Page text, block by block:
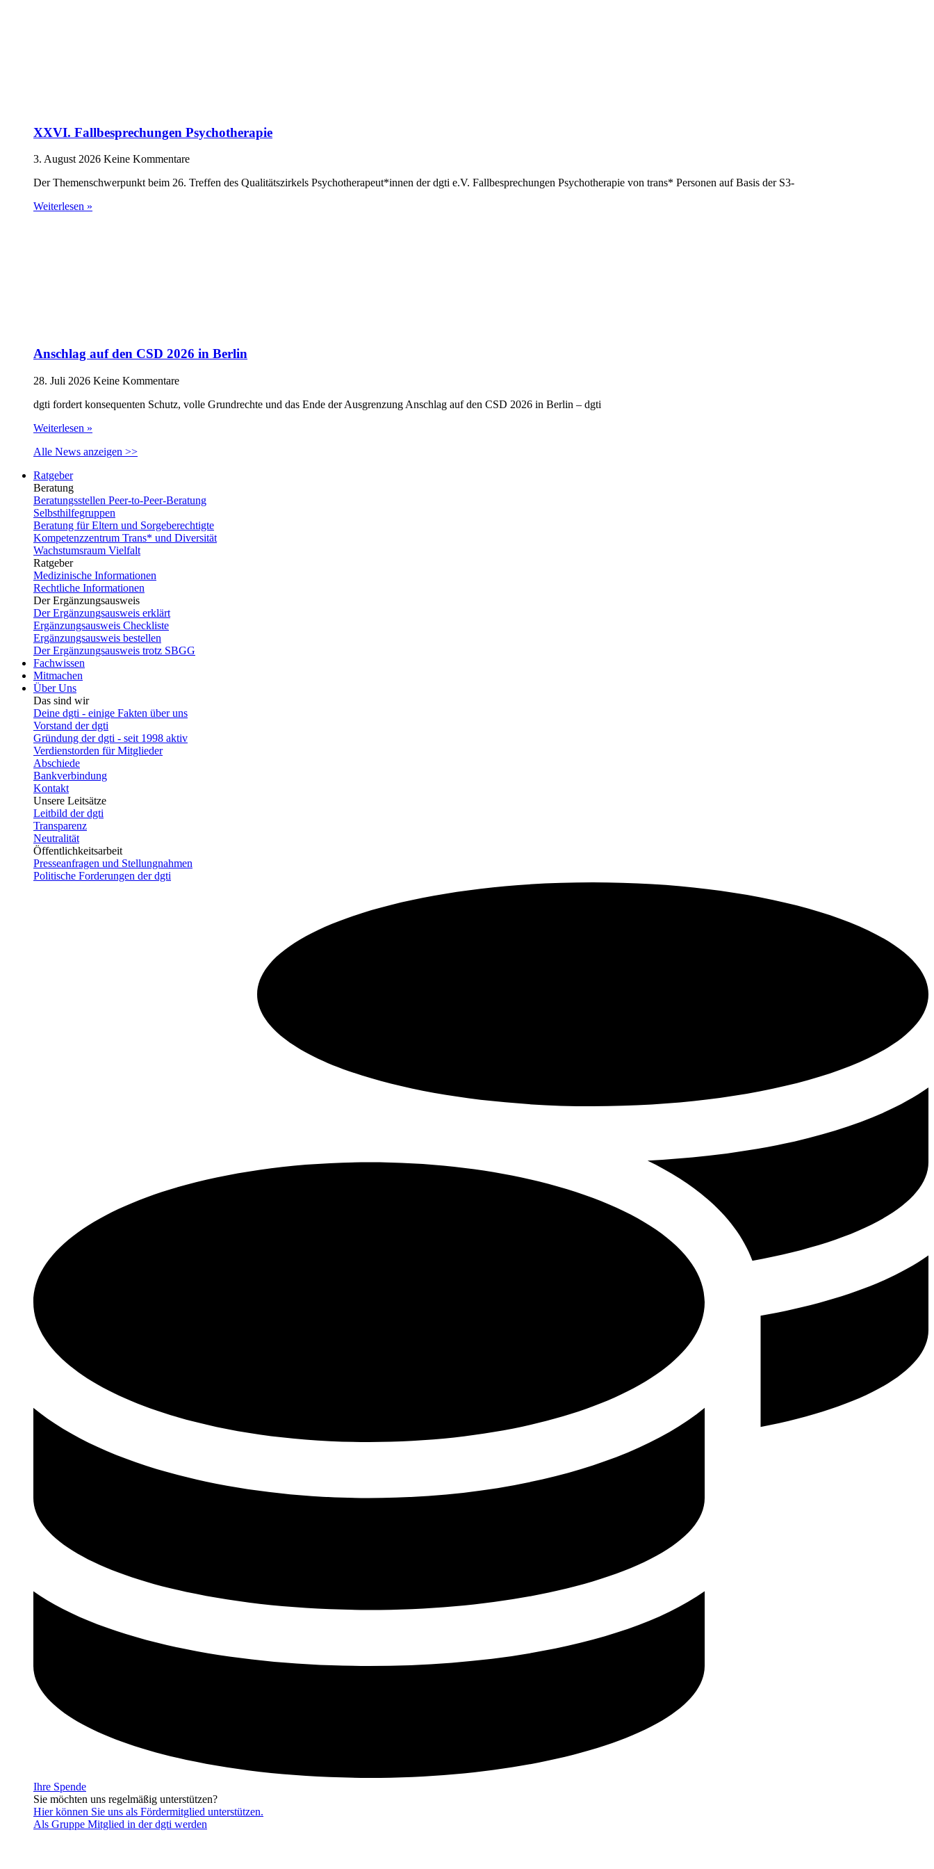
XXVI. Fallbesprechungen Psychotherapie
3. August 2026 Keine Kommentare
Der Themenschwerpunkt beim 26. Treffen des Qualitätszirkels Psychotherapeut*innen der dgti e.V. Fallbesprechungen Psychotherapie von trans* Personen auf Basis der S3-
Weiterlesen »
Anschlag auf den CSD 2026 in Berlin
28. Juli 2026 Keine Kommentare
dgti fordert konsequenten Schutz, volle Grundrechte und das Ende der Ausgrenzung Anschlag auf den CSD 2026 in Berlin – dgti
Weiterlesen »
Alle News anzeigen >>
Ratgeber
Beratung
Beratungsstellen Peer-to-Peer-Beratung
Selbsthilfegruppen
Beratung für Eltern und Sorgeberechtigte
Kompetenzzentrum Trans* und Diversität
Wachstumsraum Vielfalt
Ratgeber
Medizinische Informationen
Rechtliche Informationen
Der Ergänzungsausweis
Der Ergänzungsausweis erklärt
Ergänzungsausweis Checkliste
Ergänzungsausweis bestellen
Der Ergänzungsausweis trotz SBGG
Fachwissen
Mitmachen
Über Uns
Das sind wir
Deine dgti - einige Fakten über uns
Vorstand der dgti
Gründung der dgti - seit 1998 aktiv
Verdienstorden für Mitglieder
Abschiede
Bankverbindung
Kontakt
Unsere Leitsätze
Leitbild der dgti
Transparenz
Neutralität
Öffentlichkeitsarbeit
Presseanfragen und Stellungnahmen
Politische Forderungen der dgti
Ihre Spende
Sie möchten uns regelmäßig unterstützen?
Hier können Sie uns als Fördermitglied unterstützen.
Als Gruppe Mitglied in der dgti werden